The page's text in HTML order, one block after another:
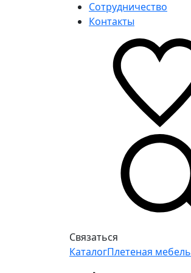
Сотрудничество
Контакты
Связаться
КаталогПлетеная мебель